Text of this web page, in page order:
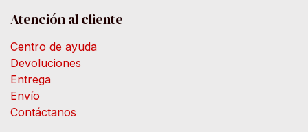
Atención al cliente
Centro de ayuda
Devoluciones
Entrega
Envío
Contáctanos